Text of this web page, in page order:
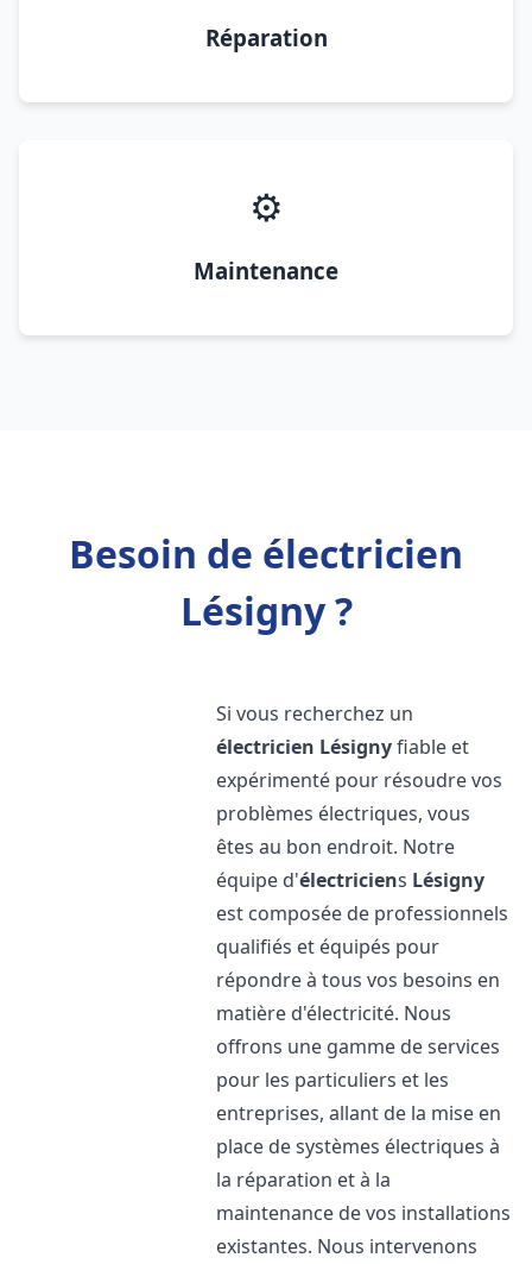
Réparation
⚙️
Maintenance
Besoin de électricien
Lésigny ?
Si vous recherchez un
électricien Lésignyfiable et
expérimenté pour résoudre vos
problèmes électriques, vous
êtes au bon endroit. Notre
équipe d'électriciens Lésigny
est composée de professionnels
qualifiés et équipés pour
répondre à tous vos besoins en
matière d'électricité. Nous
offrons une gamme de services
pour les particuliers et les
entreprises, allant de la mise en
place de systèmes électriques à
la réparation et à la
maintenance de vos installations
existantes. Nous intervenons